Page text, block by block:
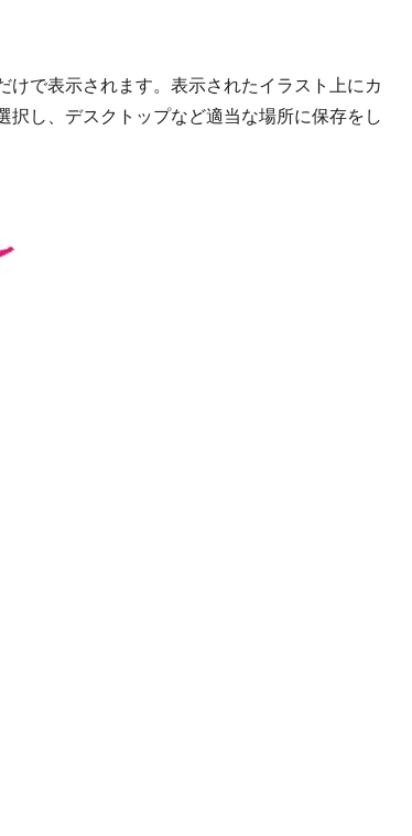
で表示されます。表示されたイラスト上にカ
し、デスクトップなど適当な場所に保存をし